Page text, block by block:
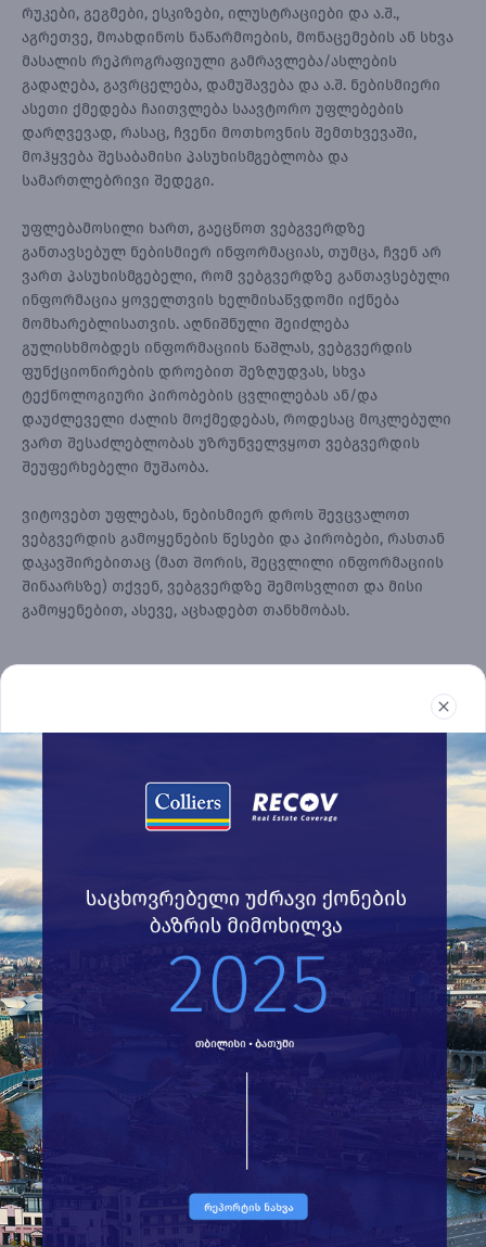
რუკები, გეგმები, ესკიზები, ილუსტრაციები და ა.შ.,
აგრეთვე, მოახდინოს ნაწარმოების, მონაცემების ან სხვა
მასალის რეპროგრაფიული გამრავლება/ასლების
გადაღება, გავრცელება, დამუშავება და ა.შ. ნებისმიერი
ასეთი ქმედება ჩაითვლება საავტორო უფლებების
დარღვევად, რასაც, ჩვენი მოთხოვნის შემთხვევაში,
მოჰყვება შესაბამისი პასუხისმგებლობა და
სამართლებრივი შედეგი.
უფლებამოსილი ხართ, გაეცნოთ ვებგვერდზე
განთავსებულ ნებისმიერ ინფორმაციას, თუმცა, ჩვენ არ
ვართ პასუხისმგებელი, რომ ვებგვერდზე განთავსებული
ინფორმაცია ყოველთვის ხელმისაწვდომი იქნება
მომხარებლისათვის. აღნიშნული შეიძლება
გულისხმობდეს ინფორმაციის წაშლას, ვებგვერდის
ფუნქციონირების დროებით შეზღუდვას, სხვა
ტექნოლოგიური პირობების ცვლილებას ან/და
დაუძლეველი ძალის მოქმედებას, როდესაც მოკლებული
ვართ შესაძლებლობას უზრუნველვყოთ ვებგვერდის
შეუფერხებელი მუშაობა.
ვიტოვებთ უფლებას, ნებისმიერ დროს შევცვალოთ
ვებგვერდის გამოყენების წესები და პირობები, რასთან
დაკავშირებითაც (მათ შორის, შეცვლილი ინფორმაციის
შინაარსზე) თქვენ, ვებგვერდზე შემოსვლით და მისი
გამოყენებით, ასევე, აცხადებთ თანხმობას.
ჩვენ ვიყენებთ ტექნოლოგიებს,
Recov.ge-ზე განთავსებული მონაცემები შემუშავებულია Colliers
Georgia-ს ექსპერტების მიერ და სრულიად ღიაა. თქვენ გაქვთ
მისი გამოყენებისა და გაზიარების უფლება ნებისმიერი სახით,
წყაროსა და ავტორების მითითების შემთხვევაში.
რეპორტები